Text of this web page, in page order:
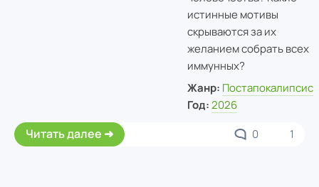
истинные мотивы
скрываются за их
желанием собрать всех
иммунных?
Жанр: Постапокалипсис
Год: 2026
Читать далее 0 1